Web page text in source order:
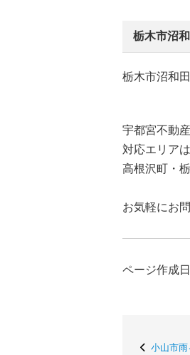
よくある質問
栃木市沼
栃木市沼和
宇都宮不動
対応エリア
高根沢町・
お気軽にお
ページ作成
小山市雨